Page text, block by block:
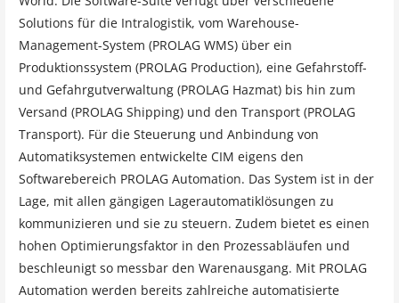
Solutions für die Intralogistik, vom Warehouse-
Management-System (PROLAG WMS) über ein
Produktionssystem (PROLAG Production), eine Gefahrstoff-
und Gefahrgutverwaltung (PROLAG Hazmat) bis hin zum
Versand (PROLAG Shipping) und den Transport (PROLAG
Transport). Für die Steuerung und Anbindung von
Automatiksystemen entwickelte CIM eigens den
Softwarebereich PROLAG Automation. Das System ist in der
Lage, mit allen gängigen Lagerautomatiklösungen zu
kommunizieren und sie zu steuern. Zudem bietet es einen
hohen Optimierungsfaktor in den Prozessabläufen und
beschleunigt so messbar den Warenausgang. Mit PROLAG
Automation werden bereits zahlreiche automatisierte